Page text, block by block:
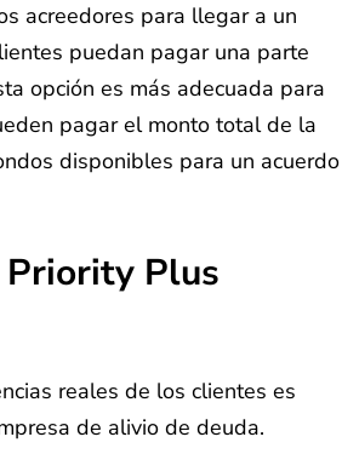
acreedores para llegar a un
puedan pagar una parte
opción es más adecuada para
pagar el monto total de la
disponibles para un acuerdo
Priority Plus
reales de los clientes es
de alivio de deuda.